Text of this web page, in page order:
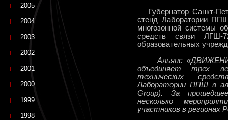
Губернатор Санкт-
стенд Лаборатории
многозонной системы
средств связи ЛГШ-
образовательных
Альянс
объединяет трех
технических
Лаборатории ППШ в
Group). За
несколько
участников в регионах
2005
2004
2003
2002
2001
2000
1999
1998